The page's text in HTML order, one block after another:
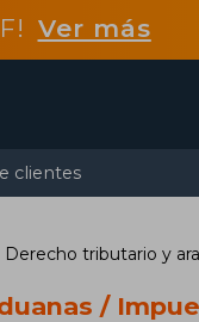
Ver más
clientes
Derecho tributario y
/